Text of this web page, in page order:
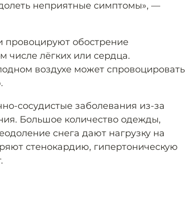
неприятные симптомы», —
обострение
числе лёгких или сердца.
воздухе может спровоцировать
сосудистые заболевания из-за
Большое количество одежды,
снега дают нагрузку на
стенокардию, гипертоническую